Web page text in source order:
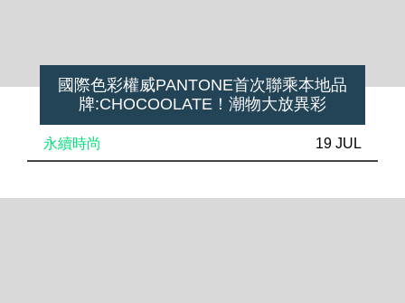
國際色彩權威PANTONE首次聯乘本地品
牌:CHOCOOLATE！潮物大放異彩
永續時尚 19 JUL